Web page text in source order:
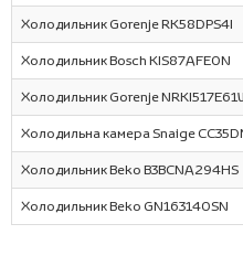
Холодильник Gorenje RK58DPS4I
Холодильник Bosch KIS87AFE0N
Холодильник Gorenje
Холодильна камера Snaige
Холодильник Beko B3BCNA294HS
Холодильник Beko GN163140SN